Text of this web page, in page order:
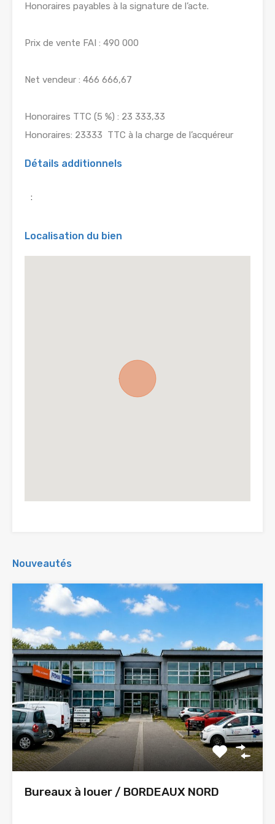
Honoraires payables à la signature de l’acte.
Prix de vente FAI : 490 000 
Net vendeur : 466 666,67 
Honoraires TTC (5 %) : 23 333,33 
Honoraires: 23333  TTC à la charge de l’acquéreur
Détails additionnels
:
Localisation du bien
Nouveautés
Bureaux à louer / BORDEAUX NORD